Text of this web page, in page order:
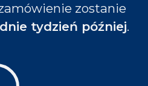
zostanie
tydzień później.